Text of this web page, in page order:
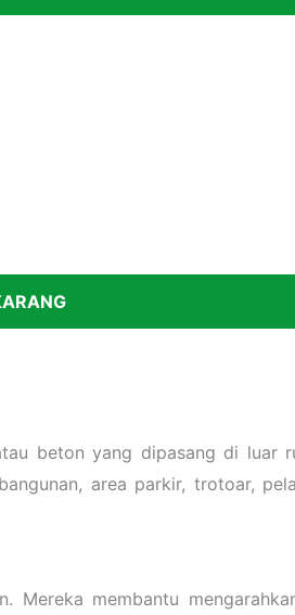
beton yang dipasang di luar
area parkir, trotoar,
membantu